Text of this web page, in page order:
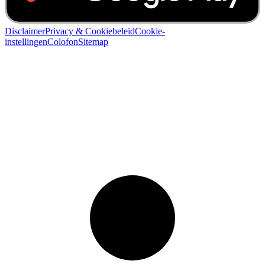
DisclaimerPrivacy & CookiebeleidCookie-
instellingenColofonSitemap